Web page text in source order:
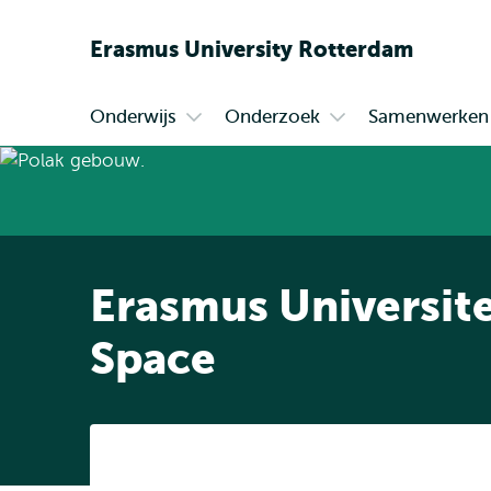
Erasmus University Rotterdam
Primair
Onderwijs Onderzoek Samenwerken
Erasmus
Space